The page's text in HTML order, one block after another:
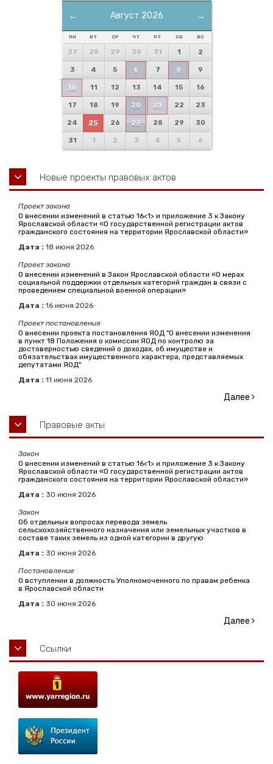
← →
Август 2026
ПН ВТ СР ЧТ ПТ СБ ВС
27 28 29 30 31 1 2
3 4 5 6 7 8 9
10 11 12 13 14 15 16
17 18 19 20 21 22 23
24 25 26 27 28 29 30
31 1 2 3 4 5 6
Новые проекты правовых актов
Проект закона
О внесении изменений в статью 16<1> и приложение 3 к Закону
Ярославской области «О государственной регистрации актов
гражданского состояния на территории Ярославской области»
Дата : 18 июня 2026
Проект закона
О внесении изменений в Закон Ярославской области «О мерах
социальной поддержки отдельных категорий граждан в связи с
проведением специальной военной операции»
Дата : 16 июня 2026
Проект постановления
О внесении проекта постановления ЯОД "О внесении изменения
в пункт 18 Положения о комиссии ЯОД по контролю за
достоверностью сведений о доходах, об имуществе и
обязательствах имущественного характера, представляемых
депутатами ЯОД"
Дата : 11 июня 2026
Далее
Правовые акты
Закон
О внесении изменений в статью 16<1> и приложение 3 к Закону
Ярославской области «О государственной регистрации актов
гражданского состояния на территории Ярославской области»
Дата : 30 июня 2026
Закон
Об отдельных вопросах перевода земель
сельскохозяйственного назначения или земельных участков в
составе таких земель из одной категории в другую
Дата : 30 июня 2026
Постановление
О вступлении в должность Уполномоченного по правам ребенка
в Ярославской области
Дата : 30 июня 2026
Далее
Ссылки